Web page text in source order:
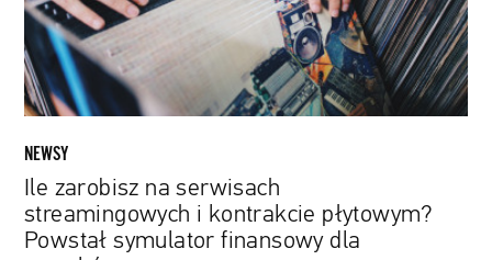
kontrakcie
płytowym?
Powstał
symulator
finansowy
dla
NEWSY
Ile zarobisz na serwisach
streamingowych i kontrakcie płytowym?
Powstał symulator finansowy dla